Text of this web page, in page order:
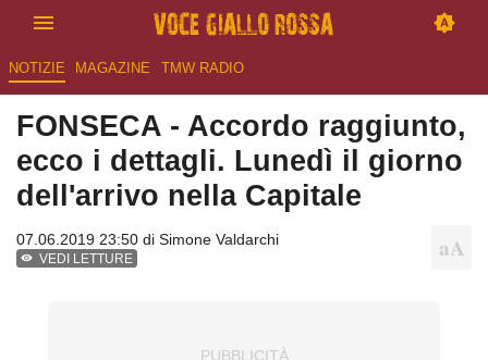
NOTIZIE MAGAZINE TMW RADIO
FONSECA - Accordo raggiunto,
ecco i dettagli. Lunedì il giorno
dell'arrivo nella Capitale
07.06.2019 23:50 di Simone Valdarchi
VEDI LETTURE